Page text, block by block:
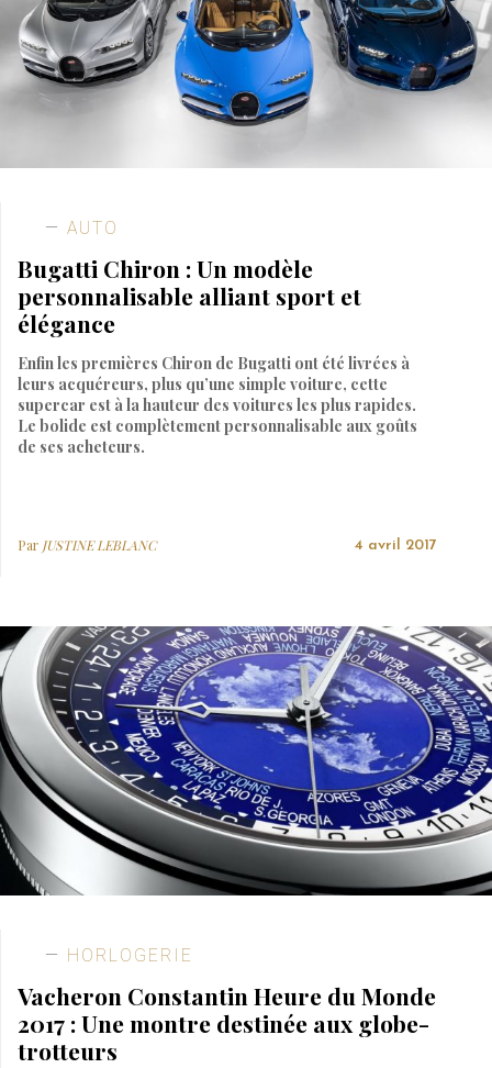
AUTO
Bugatti Chiron : Un modèle
personnalisable alliant sport et
élégance
Enfin les premières Chiron de Bugatti ont été livrées à
leurs acquéreurs, plus qu’une simple voiture, cette
supercar est à la hauteur des voitures les plus rapides.
Le bolide est complètement personnalisable aux goûts
de ses acheteurs.
Par JUSTINE LEBLANC 4 avril 2017
HORLOGERIE
Vacheron Constantin Heure du Monde
2017 : Une montre destinée aux globe-
trotteurs